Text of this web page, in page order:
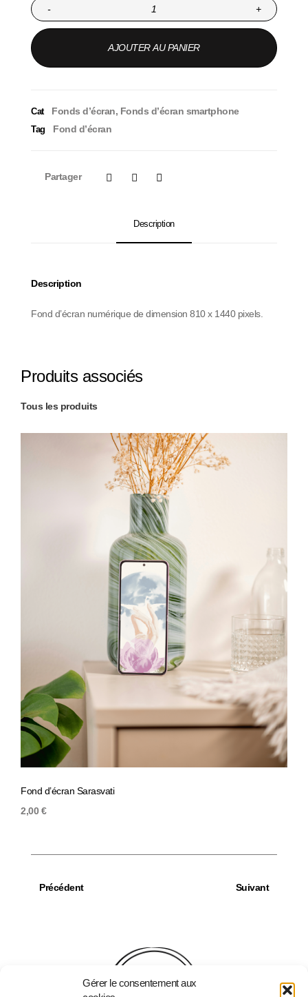
Gérer le consentement aux
+
-
AJOUTER AU PANIER
Cat Fonds d’écran, Fonds d’écran smartphone
Tag Fond d’écran
Partager
Description
Description
Fond d’écran numérique de dimension 810 x 1440 pixels.
Produits associés
Tous les produits
Fond d’écran Sarasvati
2,00€
Précédent Suivant